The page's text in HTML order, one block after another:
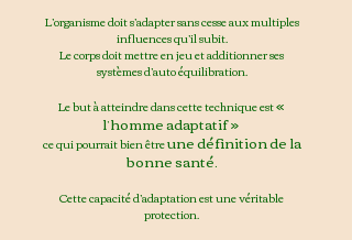
L’organisme doit s’adapter sans cesse aux multiples
influences qu’il subit.
Le corps doit mettre en jeu et additionner ses
systèmes d’auto équilibration.
Le but à atteindre dans cette technique est«
l’homme adaptatif »
ce qui pourrait bien êtreune définition de la
bonne santé.
Cette capacité d’adaptation est une véritable
protection.